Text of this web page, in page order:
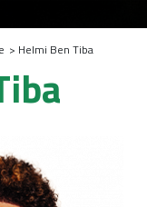
> Helmi Ben Tiba